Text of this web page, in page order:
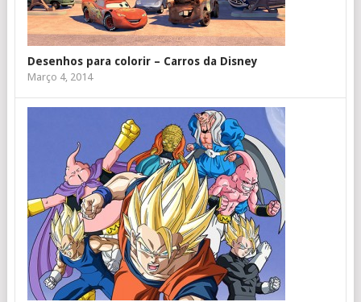
Desenhos para colorir – Carros da Disney
Março 4, 2014